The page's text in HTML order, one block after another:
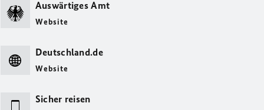
Auswärtiges Amt
Website
Deutschland.de
Website
Sicher reisen